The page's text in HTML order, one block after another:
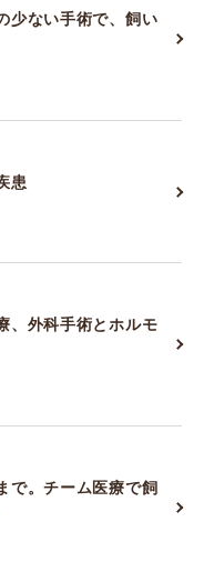
少ない手術で、飼い
患
、外科手術とホルモ
で。チーム医療で飼